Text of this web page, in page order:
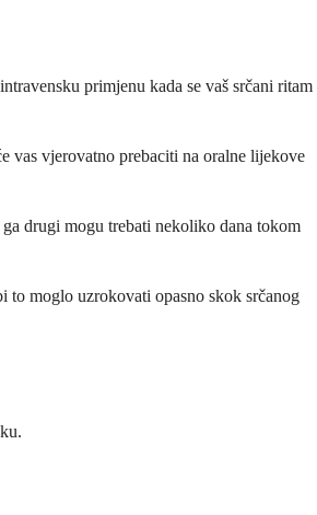
primjenu kada se vaš srčani ritam
vas vjerovatno prebaciti na oralne lijekove
drugi mogu trebati nekoliko dana tokom
to moglo uzrokovati opasno skok srčanog